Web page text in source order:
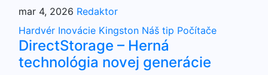
mar 4, 2026 Redaktor
Hardvér Inovácie Kingston Náš tip Počítače
DirectStorage – Herná
technológia novej generácie